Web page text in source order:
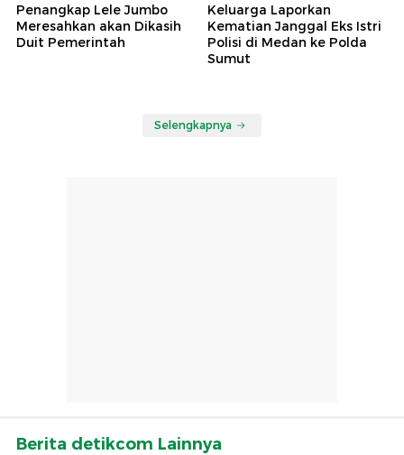
Penangkap Lele Jumbo
Meresahkan akan Dikasih
Duit Pemerintah
Keluarga Laporkan
Kematian Janggal Eks Istri
Polisi di Medan ke Polda
Sumut
Selengkapnya
Berita detikcom Lainnya